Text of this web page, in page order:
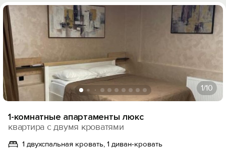
1/10
1-комнатные апартаменты люкс
квартира с двумя кроватями
1 двухспальная кровать, 1 диван-кровать